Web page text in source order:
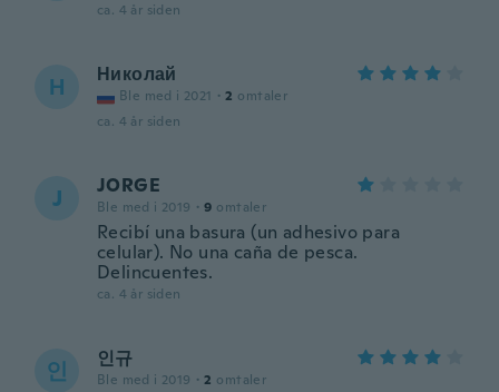
ca. 4 år siden
Н Николай
Ble med i 2021 · 2 omtaler
ca. 4 år siden
J JORGE
Ble med i 2019 · 9 omtaler
Recibí una basura (un adhesivo para
celular). No una caña de pesca.
Delincuentes.
ca. 4 år siden
인 인규
Ble med i 2019 · 2 omtaler